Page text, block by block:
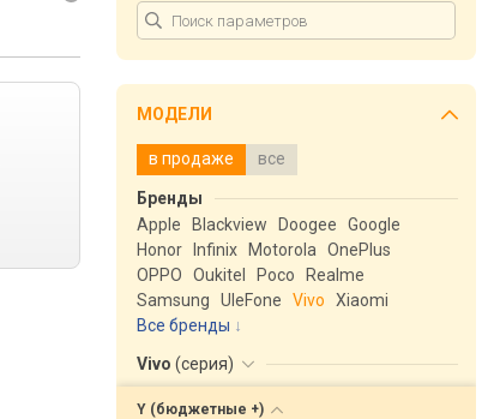
МОДЕЛИ
в продаже все
Бренды
Apple
Blackview Doogee
Google
Honor
Infinix Motorola
OnePlus
OPPO
Oukitel Poco
Realme
Samsung
UleFone Vivo
Xiaomi
Все бренды
Vivo (серия)
Y (бюджетные +)